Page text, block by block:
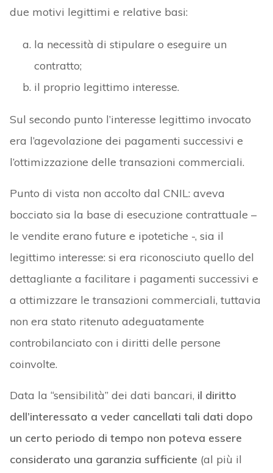
due motivi legittimi e relative basi:
la necessità di stipulare o eseguire un
contratto;
il proprio legittimo interesse.
Sul secondo punto l’interesse legittimo invocato
era l’agevolazione dei pagamenti successivi e
l’ottimizzazione delle transazioni commerciali.
Punto di vista non accolto dal CNIL: aveva
bocciato sia la base di esecuzione contrattuale –
le vendite erano future e ipotetiche -, sia il
legittimo interesse: si era riconosciuto quello del
dettagliante a facilitare i pagamenti successivi e
a ottimizzare le transazioni commerciali, tuttavia
non era stato ritenuto adeguatamente
controbilanciato con i diritti delle persone
coinvolte.
Data la “sensibilità” dei dati bancari, il diritto
dell’interessato a veder cancellati tali dati dopo
un certo periodo di tempo non poteva essere
considerato una garanzia sufficiente (al più il